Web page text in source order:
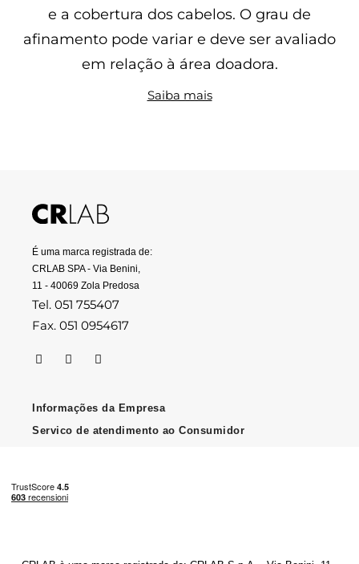
e a cobertura dos cabelos. O grau de
afinamento pode variar e deve ser avaliado
em relação à área doadora.
Saiba mais
É uma marca registrada de:
CRLAB SPA - Via Benini,
11 - 40069 Zola Predosa
Tel. 051 755407
Fax. 051 0954617
Informações da Empresa
Servico de atendimento ao Consumidor